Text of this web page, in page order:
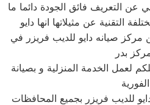
عن التعريف فائق الجودة دائما ما
مركز صيانه دايو للديب فريزر في
لعمل الخدمة المنزلية و بصيانة
للديب فريزر بجميع المحافظات